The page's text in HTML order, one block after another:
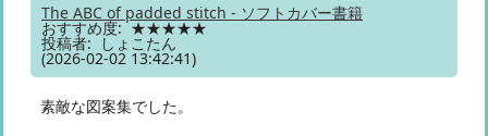
The ABC of padded stitch - ソフトカバー書籍
おすすめ度: ★★★★★
投稿者: しょこたん
(2026-02-02 13:42:41)
素敵な図案集でした。